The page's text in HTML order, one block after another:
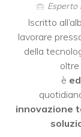
Esperto
Iscritto
lavorare
della
oltre
è
innovazione